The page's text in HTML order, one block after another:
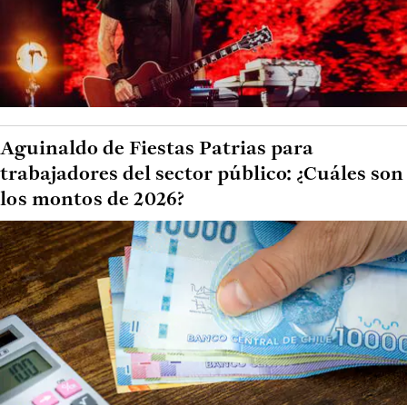
Aguinaldo de Fiestas Patrias para
trabajadores del sector público: ¿Cuáles son
los montos de 2026?